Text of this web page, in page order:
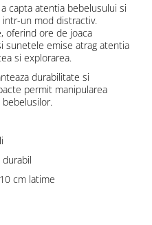
capta atentia bebelusului si
intr-un mod distractiv.
oferind ore de joaca
sunetele emise atrag atentia
si explorarea.
durabilitate si
permit manipularea
durabil
cm latime